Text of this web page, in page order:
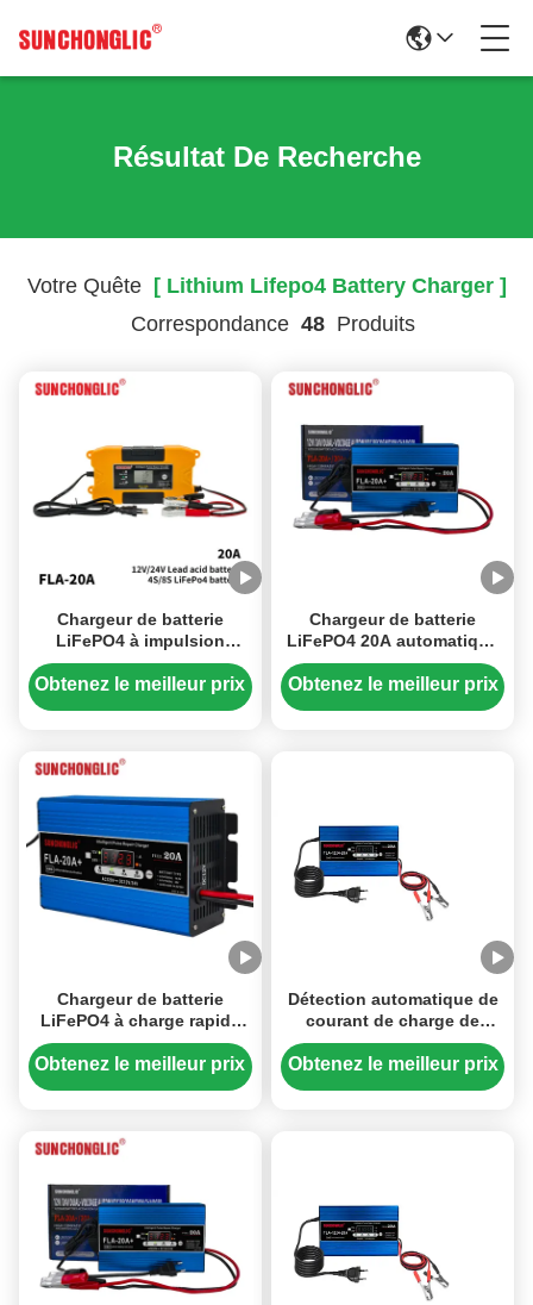
Résultat De Recherche
Votre Quête[ Lithium Lifepo4 Battery Charger ]
Correspondance 48Produits
Chargeur de batterie
LiFePO4 à impulsion
intelligente 24V 20A avec
conception peu
Obtenez le meilleur prix
Chargeur de batterie
LiFePO4 20A automatique
avec surveillance de la
tension LCD et conformité
Obtenez le meilleur prix
Chargeur de batterie
LiFePO4 à charge rapide
20A avec écran LCD et
détection automatique de
Obtenez le meilleur prix
Détection automatique de
courant de charge de
12V/24V 20A Chargeur de
batterie LiFePO4 avec
Obtenez le meilleur prix